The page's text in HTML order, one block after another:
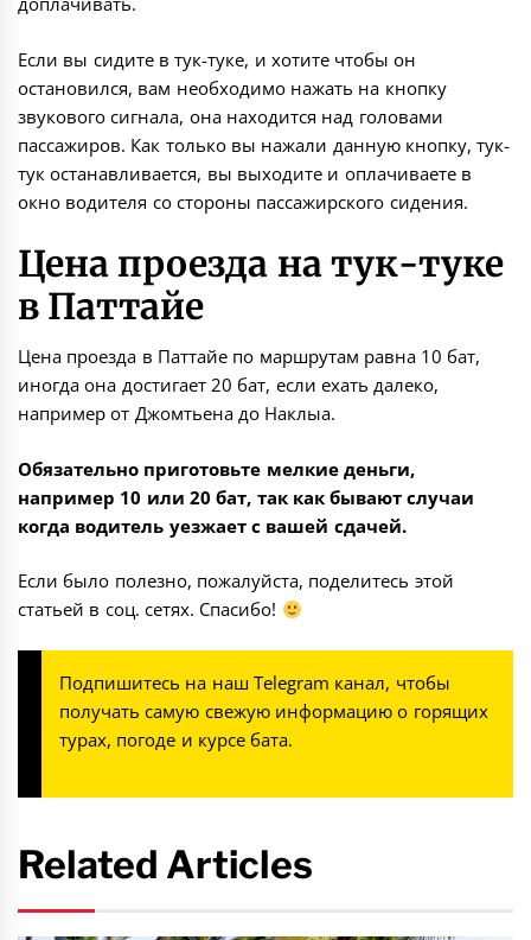
Если вы сидите в тук-туке, и хотите чтобы он
остановился, вам необходимо нажать на кнопку
звукового сигнала, она находится над головами
пассажиров. Как только вы нажали данную кнопку, тук-
тук останавливается, вы выходите и оплачиваете в
окно водителя со стороны пассажирского сидения.
Цена проезда на тук-туке
в Паттайе
Цена проезда в Паттайе по маршрутам равна 10 бат,
иногда она достигает 20 бат, если ехать далеко,
например от Джомтьена до Наклыа.
Обязательно приготовьте мелкие деньги,
например 10 или 20 бат, так как бывают случаи
когда водитель уезжает с вашей сдачей.
Если было полезно, пожалуйста, поделитесь этой
статьей в соц. сетях. Спасибо!
Подпишитесь на наш Telegram канал, чтобы
получать самую свежую информацию о горящих
турах, погоде и курсе бата.
Related Articles